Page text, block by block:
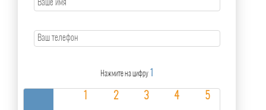
Нажмите на цифру 1